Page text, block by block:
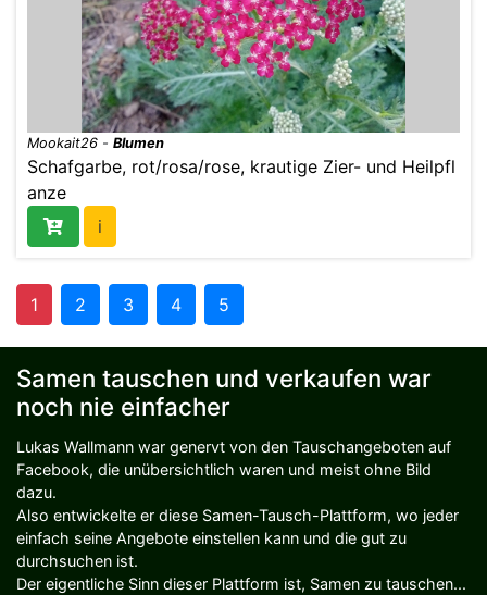
Mookait26 - Blumen
Schafgarbe, rot/rosa/rose, krautige Zier- und Heilpfl
anze
i
1 2 3 4 5
Samen tauschen und verkaufen war
noch nie einfacher
Lukas Wallmann war genervt von den Tauschangeboten auf
Facebook, die unübersichtlich waren und meist ohne Bild
dazu.
Also entwickelte er diese Samen-Tausch-Plattform, wo jeder
einfach seine Angebote einstellen kann und die gut zu
durchsuchen ist.
Der eigentliche Sinn dieser Plattform ist, Samen zu tauschen...